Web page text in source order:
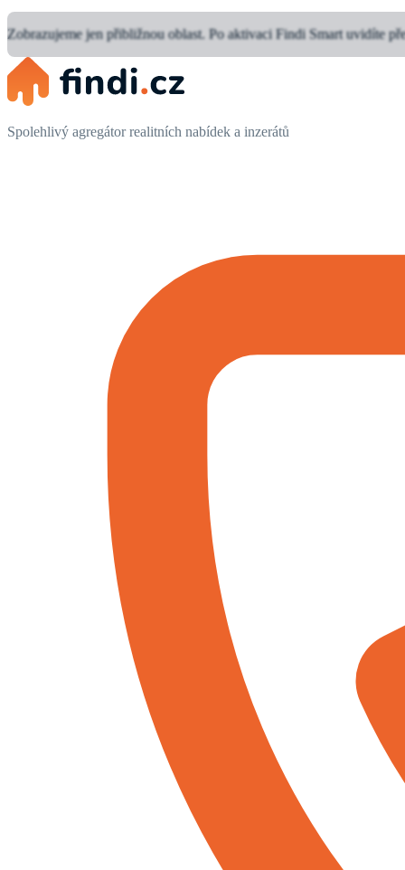
Zobrazujeme jen přibližnou oblast. Po aktivaci Findi Smart uvidíte
Spolehlivý agregátor realitních nabídek a inzerátů